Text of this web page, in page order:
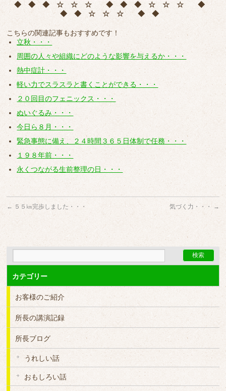
◆ ◆ ◆ ☆ ☆ ☆ ◆ ◆ ◆ ☆ ☆ ☆ ◆
◆ ◆ ☆ ☆ ☆ ◆ ◆
こちらの関連記事もおすすめです！
立秋・・・
周囲の人々や組織にどのような影響を与えるか・・・
熱中症計・・・
軽い力でスラスラと書くことができる・・・
２０回目のフェニックス・・・
ぬいぐるみ・・・
今日ら８月・・・
緊急事態に備え、２４時間３６５日体制で任務・・・
１９８年前・・・
永くつながる生前整理の日・・・
← ５５㎞完歩しました・・・ 気づく力・・・ →
カテゴリー
お客様のご紹介
所長の講演記録
所長ブログ
うれしい話
おもしろい話